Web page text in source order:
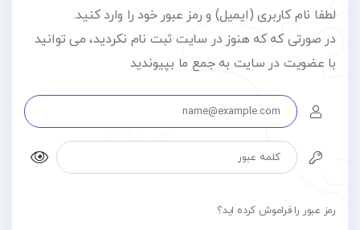
لطفا نام کاربری (ایمیل) و رمز عبور خود را وارد کنید.
در صورتی که که هنوز در سایت ثبت نام نکردید، می توانید
با عضویت در سایت به جمع ما بپیوندید
رمز عبور را فراموش کرده اید؟